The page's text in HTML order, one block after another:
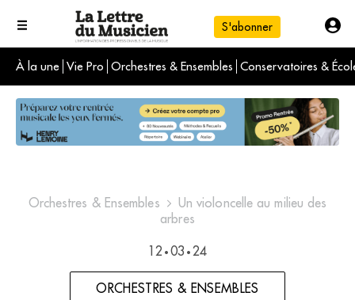
S'abonner
À la une Vie Pro Orchestres & Ensembles Conservatoires &
L'info du jour
Le numéro du mois
International
Orchestres & Ensembles
Un violoncelle au milieu des
arbres
12 • 03 • 24
ORCHESTRES & ENSEMBLES